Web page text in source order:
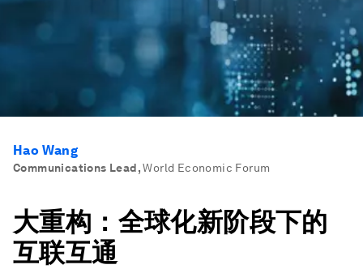
Hao Wang
Communications Lead, World Economic Forum
大重构：全球化新阶段下的
互联互通